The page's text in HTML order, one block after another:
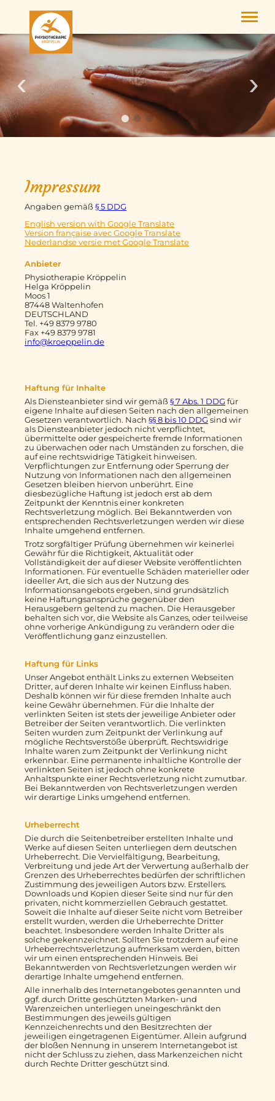
Leistungen
Job
Kontakt
08379 9780
Impressum
Angaben gemäß § 5 DDG
English version with Google Translate
Version française avec Google Translate
Nederlandse versie met Google Translate
Anbieter
Physiotherapie Kröppelin
Helga Kröppelin
Moos 1
87448 Waltenhofen
DEUTSCHLAND
Tel. +49 8379 9780
Fax +49 8379 9781
info@kroeppelin.de
Haftung für Inhalte
Als Diensteanbieter sind wir gemäß § 7 Abs. 1 DDG für
eigene Inhalte auf diesen Seiten nach den allgemeinen
Gesetzen verantwortlich. Nach §§ 8 bis 10 DDG sind wir
als Diensteanbieter jedoch nicht verpflichtet,
übermittelte oder gespeicherte fremde Informationen
zu überwachen oder nach Umständen zu forschen, die
auf eine rechtswidrige Tätigkeit hinweisen.
Verpflichtungen zur Entfernung oder Sperrung der
Nutzung von Informationen nach den allgemeinen
Gesetzen bleiben hiervon unberührt. Eine
diesbezügliche Haftung ist jedoch erst ab dem
Zeitpunkt der Kenntnis einer konkreten
Rechtsverletzung möglich. Bei Bekanntwerden von
entsprechenden Rechtsverletzungen werden wir diese
Inhalte umgehend entfernen.
Trotz sorgfältiger Prüfung übernehmen wir keinerlei
Gewähr für die Richtigkeit, Aktualität oder
Vollständigkeit der auf dieser Website veröffentlichten
Informationen. Für eventuelle Schäden materieller oder
ideeller Art, die sich aus der Nutzung des
Informationsangebots ergeben, sind grundsätzlich
keine Haftungsansprüche gegenüber den
Herausgebern geltend zu machen. Die Herausgeber
behalten sich vor, die Website als Ganzes, oder teilweise
ohne vorherige Ankündigung zu verändern oder die
Veröffentlichung ganz einzustellen.
Haftung für Links
Unser Angebot enthält Links zu externen Webseiten
Dritter, auf deren Inhalte wir keinen Einfluss haben.
Deshalb können wir für diese fremden Inhalte auch
keine Gewähr übernehmen. Für die Inhalte der
verlinkten Seiten ist stets der jeweilige Anbieter oder
Betreiber der Seiten verantwortlich. Die verlinkten
Seiten wurden zum Zeitpunkt der Verlinkung auf
mögliche Rechtsverstöße überprüft. Rechtswidrige
Inhalte waren zum Zeitpunkt der Verlinkung nicht
erkennbar. Eine permanente inhaltliche Kontrolle der
verlinkten Seiten ist jedoch ohne konkrete
Anhaltspunkte einer Rechtsverletzung nicht zumutbar.
Bei Bekanntwerden von Rechtsverletzungen werden
wir derartige Links umgehend entfernen.
Urheberrecht
Die durch die Seitenbetreiber erstellten Inhalte und
Werke auf diesen Seiten unterliegen dem deutschen
Urheberrecht. Die Vervielfältigung, Bearbeitung,
Verbreitung und jede Art der Verwertung außerhalb der
Grenzen des Urheberrechtes bedürfen der schriftlichen
Zustimmung des jeweiligen Autors bzw. Erstellers.
Downloads und Kopien dieser Seite sind nur für den
privaten, nicht kommerziellen Gebrauch gestattet.
Soweit die Inhalte auf dieser Seite nicht vom Betreiber
erstellt wurden, werden die Urheberrechte Dritter
beachtet. Insbesondere werden Inhalte Dritter als
solche gekennzeichnet. Sollten Sie trotzdem auf eine
Urheberrechtsverletzung aufmerksam werden, bitten
wir um einen entsprechenden Hinweis. Bei
Bekanntwerden von Rechtsverletzungen werden wir
derartige Inhalte umgehend entfernen.
Alle innerhalb des Internetangebotes genannten und
ggf. durch Dritte geschützten Marken- und
Warenzeichen unterliegen uneingeschränkt den
Bestimmungen des jeweils gültigen
Kennzeichenrechts und den Besitzrechten der
jeweiligen eingetragenen Eigentümer. Allein aufgrund
der bloßen Nennung in unserem Internetangebot ist
nicht der Schluss zu ziehen, dass Markenzeichen nicht
durch Rechte Dritter geschützt sind.